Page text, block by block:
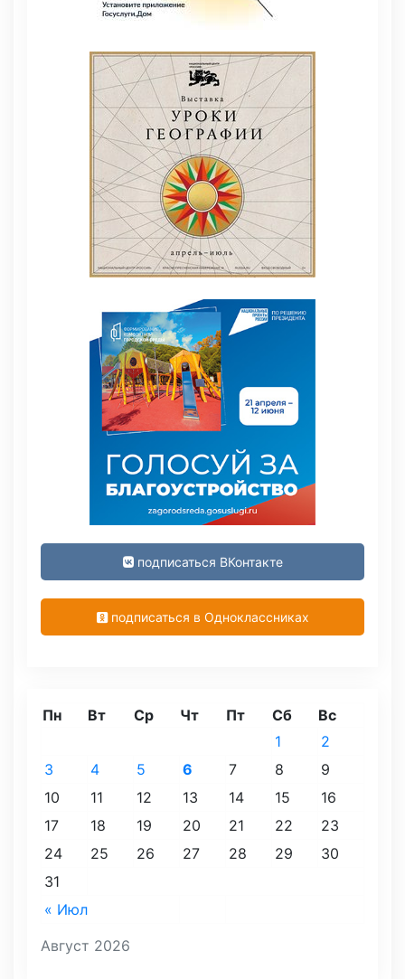
подписаться ВКонтакте
подписаться в Одноклассниках
Август 2026
Пн Вт Ср Чт Пт Сб Вс
« Июл
1
2
3
4 5 6 7 8
9
10
11 12 13 14 15
16
17
18 19 20 21 22
23
24
25 26 27 28 29
30
31